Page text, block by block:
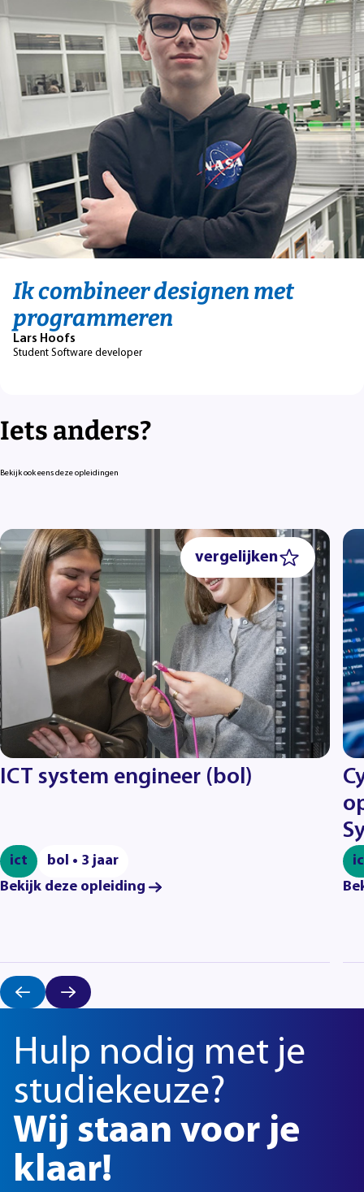
Ik combineer designen met
programmeren
Lars Hoofs
Student Software developer
Iets anders?
Bekijk ook eens deze opleidingen
vergelijken
ICT system engineer (bol)
ict
bol • 3 jaar
Bekijk deze opleiding
Hulp nodig met je
studiekeuze?
Wij staan voor je
klaar!